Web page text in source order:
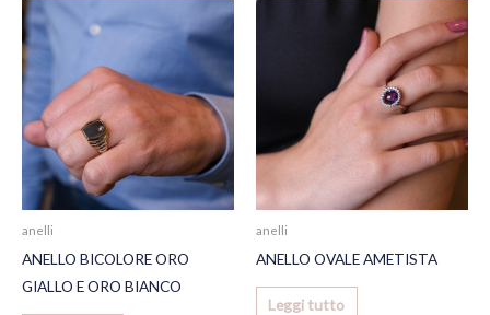
anelli
ANELLO BICOLORE ORO
GIALLO E ORO BIANCO
anelli
ANELLO OVALE AMETISTA
Leggi tutto